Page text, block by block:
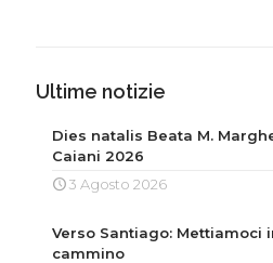
Ultime notizie
Dies natalis Beata M.
Caiani 2026
3 Agosto 2026
Verso Santiago: Mettiamoci
cammino